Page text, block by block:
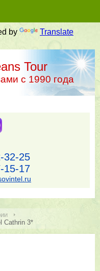
by Translate
Tour
с 1990 года
32-25
15-17
Cathrin 3*